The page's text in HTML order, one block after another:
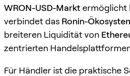
WRON-USD-Marktermöglicht
verbindet das Ronin-
breiteren Liquidität von
zentrierten
Für Händler ist die praktische